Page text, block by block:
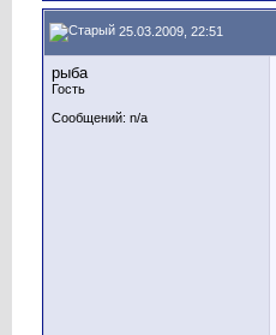
25.03.2009, 22:51
рыба
Гость
Сообщений: n/a